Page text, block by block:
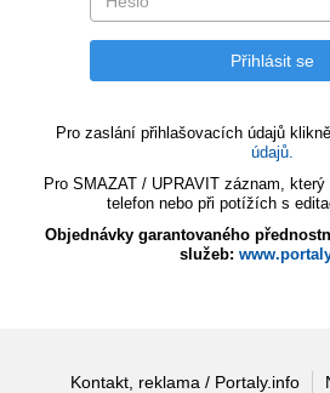
Pro zaslání přihlašovacích údajů
údajů.
Pro SMAZAT / UPRAVIT záznam,
telefon nebo při potížích s
Objednávky garantovaného
služeb:
Kontakt, reklama / Portaly.info